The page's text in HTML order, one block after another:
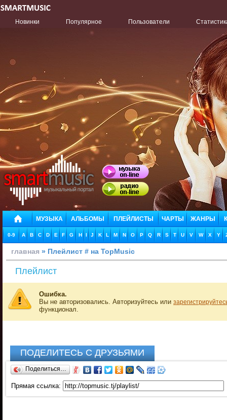
Новинки Популярное Пользователи
МУЗЫКА АЛЬБОМЫ ПЛЕЙЛИСТЫ ЧАРТЫ ЖАНРЫ
0-9 A B C D E F G H I J K L M N O P Q R S T U V W X Y
главная » Плейлист # на TopMusic
Плейлист
Ошибка.
Вы не авторизовались. Авторизуйтесь или
функционал.
ПОДЕЛИТЕСЬ С ДРУЗЬЯМИ
Поделиться…
Прямая ссылка: